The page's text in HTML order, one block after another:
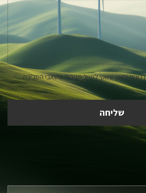
ותוכן שיווקי למייל מניהול משאבי הסביבה